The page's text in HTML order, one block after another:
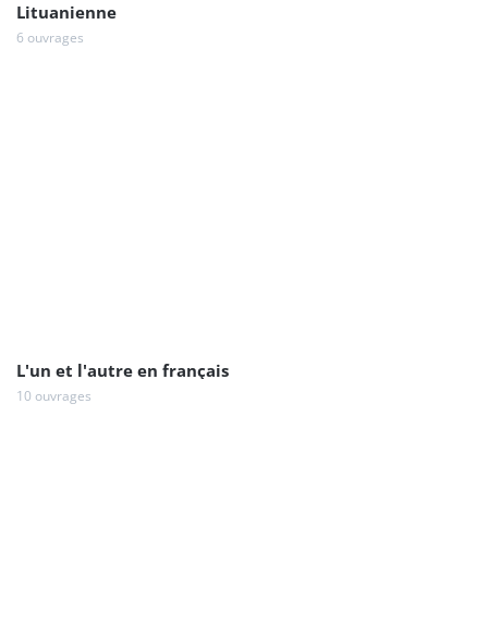
Lituanienne
6 ouvrages
L'un et l'autre en français
10 ouvrages